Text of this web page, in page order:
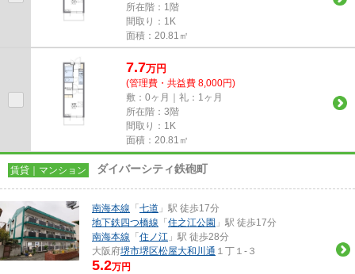
所在階：1階
間取り：1K
面積：20.81㎡
7.7万円
(管理費・共益費 8,000円)
敷：0ヶ月｜礼：1ヶ月
所在階：3階
間取り：1K
面積：20.81㎡
賃貸｜マンション ダイバーシティ鉄砲町
南海本線 「 七道 」駅 徒歩17分
地下鉄四つ橋線 「 住之江公園 」駅 徒歩17分
南海本線 「 住ノ江 」駅 徒歩28分
大阪府堺市堺区松屋大和川通 １丁１-３
5.2万円